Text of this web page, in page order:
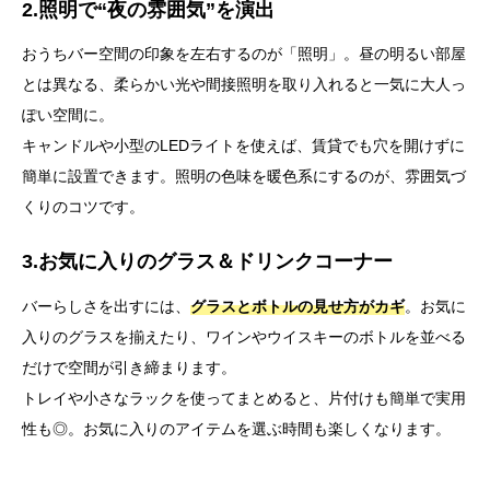
2.照明で“夜の雰囲気”を演出
おうちバー空間の印象を左右するのが「照明」。昼の明るい部屋
とは異なる、柔らかい光や間接照明を取り入れると一気に大人っ
ぽい空間に。
キャンドルや小型のLEDライトを使えば、賃貸でも穴を開けずに
簡単に設置できます。照明の色味を暖色系にするのが、雰囲気づ
くりのコツです。
3.お気に入りのグラス＆ドリンクコーナー
バーらしさを出すには、 グラスとボトルの見せ方がカギ。お気に
入りのグラスを揃えたり、ワインやウイスキーのボトルを並べる
だけで空間が引き締まります。
トレイや小さなラックを使ってまとめると、片付けも簡単で実用
性も◎。お気に入りのアイテムを選ぶ時間も楽しくなります。